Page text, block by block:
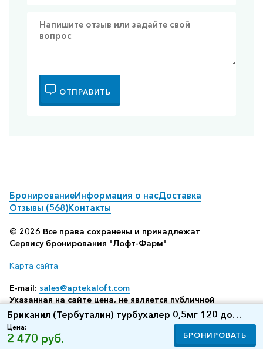
ОТПРАВИТЬ
Бриканил (Тербуталин) турбухалер 0,5мг 120 доз
(AstraZeneca)
Цена:
2 470 руб. БРОНИРОВАТЬ
БронированиеИнформация о насДоставка
Отзывы (568)Контакты
© 2026 Все права сохранены и принадлежат
Сервису бронирования "Лофт-Фарм"
Карта сайта
E-mail: sales@aptekaloft.com
Указанная на сайте цена, не является публичной
офертой, а всего лишь отображает среднюю стоимость
посредством бронирования в аптеке (по данным нашего
сервиса резервирования)